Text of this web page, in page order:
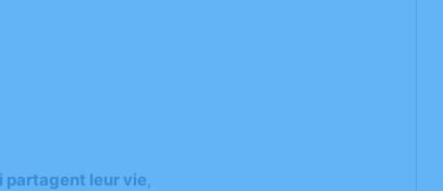
partagent leur vie,